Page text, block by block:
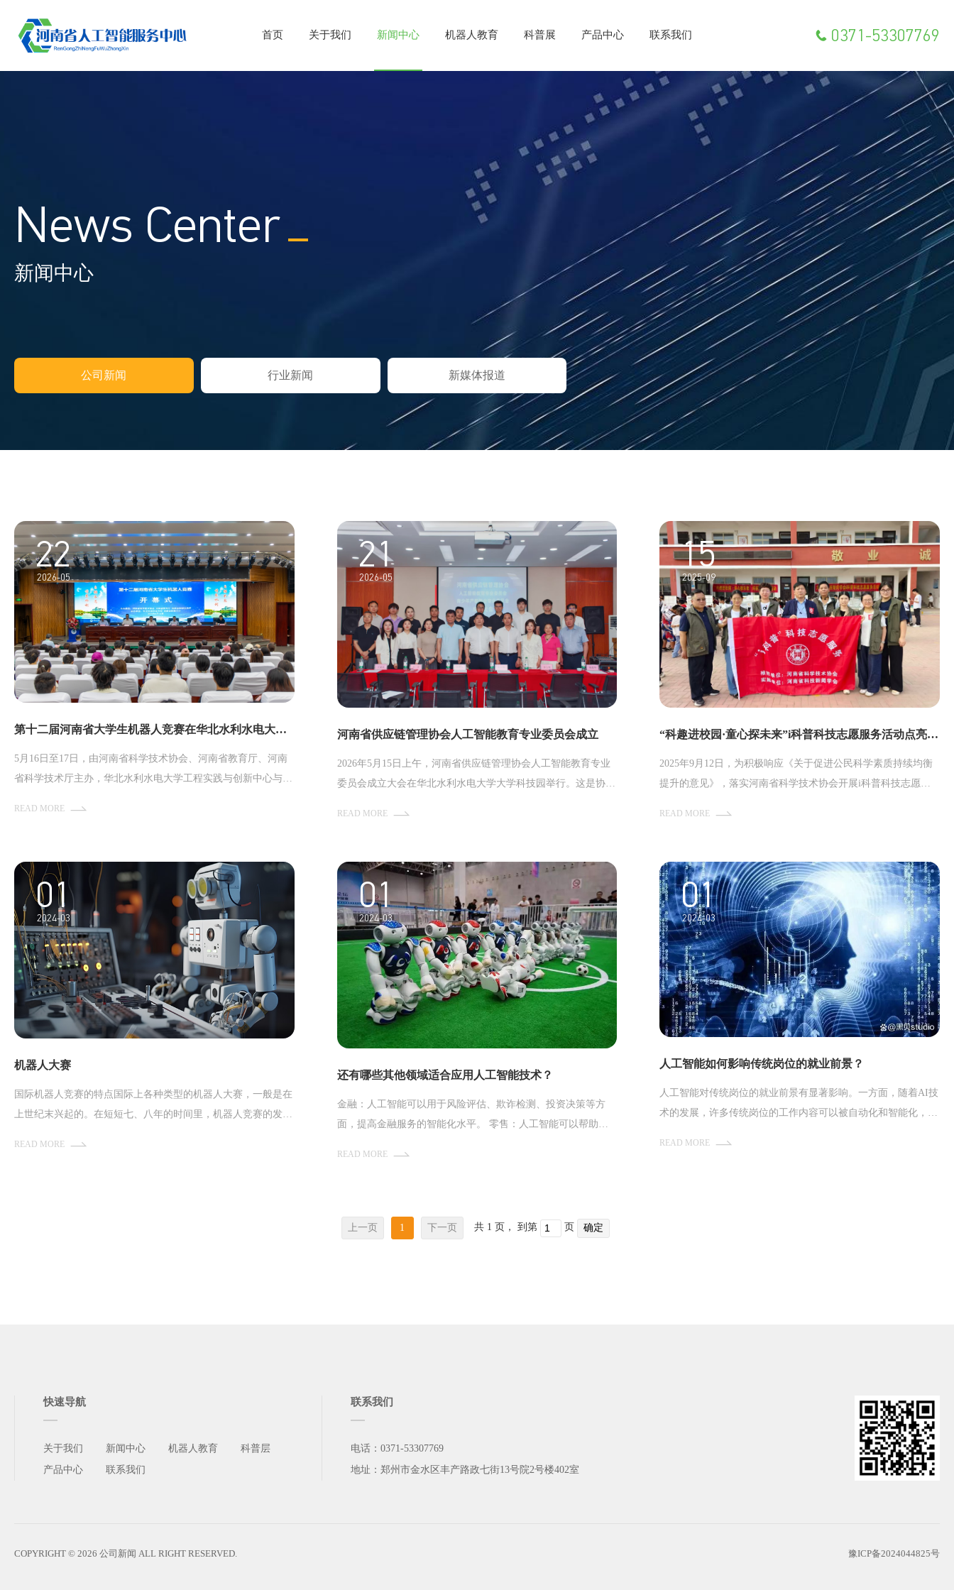
首页 关于我们 新闻中心 机器人教育 科普展 产品中心 联系我们 0371-53307769
News Center
新闻中心
公司新闻 行业新闻 新媒体报道
22
2026-05
第十二届河南省大学生机器人竞赛在华北水利水电大学成功举行
5月16日至17日，由河南省科学技术协会、河南省教育厅、河南
省科学技术厅主办，华北水利水电大学工程实践与创新中心与省
READ MORE
21
2026-05
河南省供应链管理协会人工智能教育专业委员会成立
2026年5月15日上午，河南省供应链管理协会人工智能教育专业
委员会成立大会在华北水利水电大学大学科技园举行。这是协会
READ MORE
15
2025-09
“科趣进校园·童心探未来”i科普科技志愿服务活动点亮范县乡村小学
2025年9月12日，为积极响应《关于促进公民科学素质持续均衡
提升的意见》，落实河南省科学技术协会开展i科普科技志愿服
READ MORE
01
2024-03
机器人大赛
国际机器人竞赛的特点国际上各种类型的机器人大赛，一般是在
上世纪末兴起的。在短短七、八年的时间里，机器人竞赛的发展
READ MORE
01
2024-03
还有哪些其他领域适合应用人工智能技术？
金融：人工智能可以用于风险评估、欺诈检测、投资决策等方
面，提高金融服务的智能化水平。 零售：人工智能可以帮助零
READ MORE
01
2024-03
人工智能如何影响传统岗位的就业前景？
人工智能对传统岗位的就业前景有显著影响。一方面，随着AI技
术的发展，许多传统岗位的工作内容可以被自动化和智能化，从
READ MORE
上一页 1 下一页 共 1 页， 到第 页
快速导航
关于我们 新闻中心 机器人教育
科普层
产品中心
联系我们
联系我们
电话：0371-53307769
地址：郑州市金水区丰产路政七街13号院2号楼402室
COPYRIGHT © 2026 公司新闻 ALL RIGHT RESERVED. 豫ICP备2024044825号